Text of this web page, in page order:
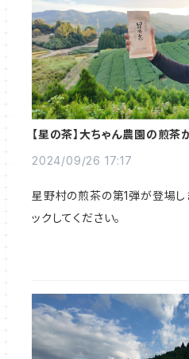
【星の茶】大ちゃん農園の煎茶
2024/09/26 17:17
星野村の煎茶の第1弾が登場し
ックしてください。